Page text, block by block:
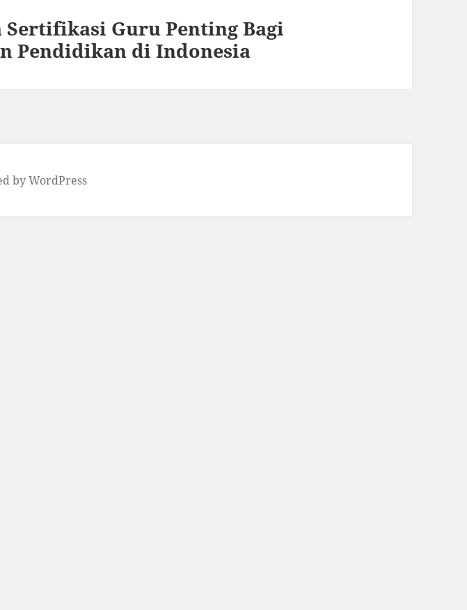
Sertifikasi Guru Penting Bagi
Pendidikan di Indonesia
by WordPress